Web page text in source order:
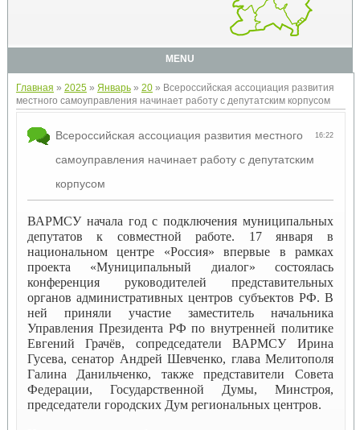
MENU
Главная » 2025 » Январь » 20» Всероссийская ассоциация развития
местного самоуправления начинает работу с депутатским корпусом
16:22
Всероссийская ассоциация развития местного
самоуправления начинает работу с депутатским
корпусом
ВАРМСУ начала год с подключения муниципальных
депутатов к совместной работе. 17 января в
национальном центре «Россия» впервые в рамках
проекта «Муниципальный диалог» состоялась
конференция руководителей представительных
органов административных центров субъектов РФ. В
ней приняли участие заместитель начальника
Управления Президента РФ по внутренней политике
Евгений Грачёв, сопредседатели ВАРМСУ Ирина
Гусева, сенатор Андрей Шевченко, глава Мелитополя
Галина Данильченко, также представители Совета
Федерации, Государственной Думы, Минстроя,
председатели городских Дум региональных центров.